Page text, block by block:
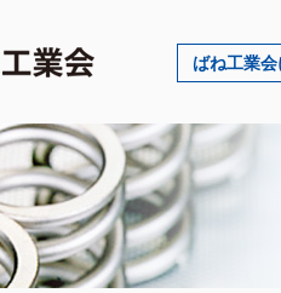
ばね工業